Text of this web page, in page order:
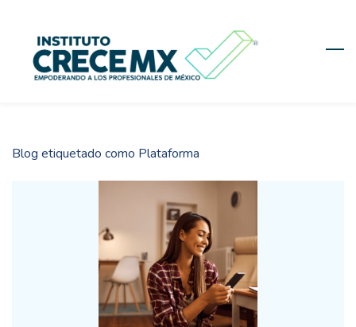
content
Blog etiquetado como Plataforma